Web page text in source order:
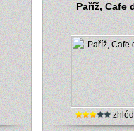
Paříž, Cafe